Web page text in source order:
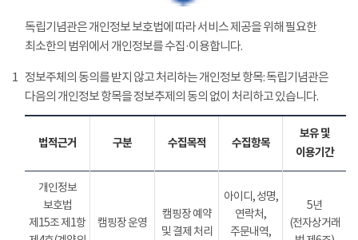
독립기념관은 개인정보 보호법에 따라 서비스 제공을 위해 필요한
최소한의 범위에서 개인정보를 수집·이용합니다.
1 정보주체의 동의를 받지 않고 처리하는 개인정보 항목: 독립기념관은
다음의 개인정보 항목을 정보추제의 동의 없이 처리하고 있습니다.
법적근거 구분 수집목적 수집항목
보유 및
이용기간
개인정보
보호법
제15조 제1항
캠핑장 운영
캠핑장 예약
및 결제 처리
아이디, 성명,
연락처,
주문내역,
5년
(전자상거래